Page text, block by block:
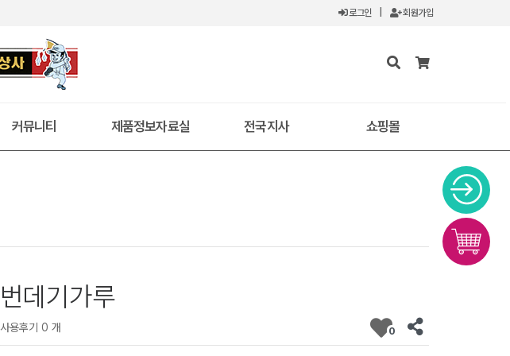
로그인 회원가입
커뮤니티 제품정보자료실 전국지사 쇼핑몰
번데기가루
사용후기 0 개 0